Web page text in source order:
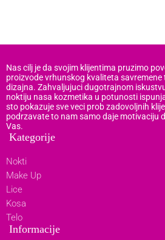
Nas cilj je da svojim klijentima pruzimo
proizvode vrhunskog kvaliteta savremene
dizajna. Zahvaljujuci dugotrajnom
noktiju nasa kozmetika u potunosti
sto pokazuje sve veci prob zadovoljnih
podrzavate to nam samo daje motivaciju
Vas.
Kategorije
Nokti
Make Up
Lice
Kosa
Telo
Informacije